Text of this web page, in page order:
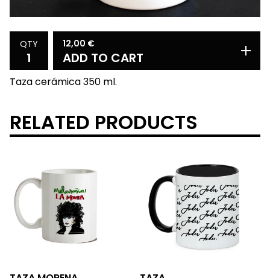
QTY 12,00 €
ADD TO CART
Taza cerámica 350 ml.
RELATED PRODUCTS